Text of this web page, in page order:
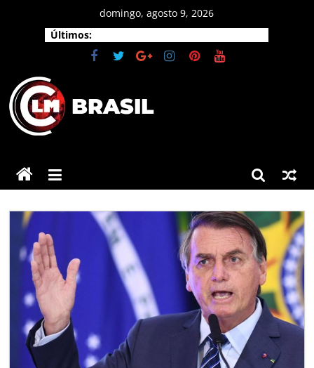
domingo, agosto 9, 2026
Últimos:
CLM
Brasil
As
principais
notícias
do
Brasil
do
mundo.